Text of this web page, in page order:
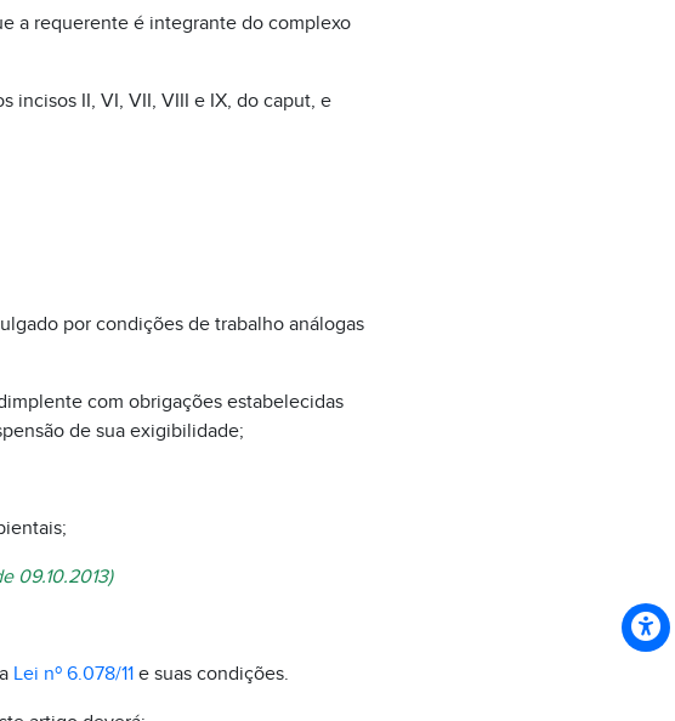
a requerente é integrante do complexo
incisos II, VI, VII, VIII e IX, do caput, e
por condições de trabalho análogas
com obrigações estabelecidas
de sua exigibilidade;
09.10.2013)
Lei nº 6.078/11e suas condições.